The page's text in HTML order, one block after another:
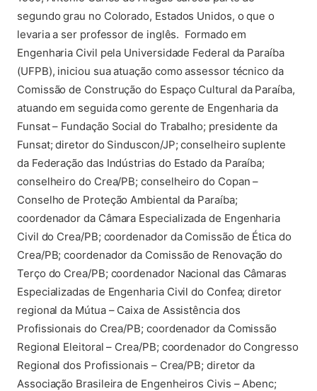
segundo grau no Colorado, Estados Unidos, o que o
levaria a ser professor de inglês. Formado em
Engenharia Civil pela Universidade Federal da Paraíba
(UFPB), iniciou sua atuação como assessor técnico da
Comissão de Construção do Espaço Cultural da Paraíba,
atuando em seguida como gerente de Engenharia da
Funsat – Fundação Social do Trabalho; presidente da
Funsat; diretor do Sinduscon/JP; conselheiro suplente
da Federação das Indústrias do Estado da Paraíba;
conselheiro do Crea/PB; conselheiro do Copan –
Conselho de Proteção Ambiental da Paraíba;
coordenador da Câmara Especializada de Engenharia
Civil do Crea/PB; coordenador da Comissão de Ética do
Crea/PB; coordenador da Comissão de Renovação do
Terço do Crea/PB; coordenador Nacional das Câmaras
Especializadas de Engenharia Civil do Confea; diretor
regional da Mútua – Caixa de Assistência dos
Profissionais do Crea/PB; coordenador da Comissão
Regional Eleitoral – Crea/PB; coordenador do Congresso
Regional dos Profissionais – Crea/PB; diretor da
Associação Brasileira de Engenheiros Civis – Abenc;